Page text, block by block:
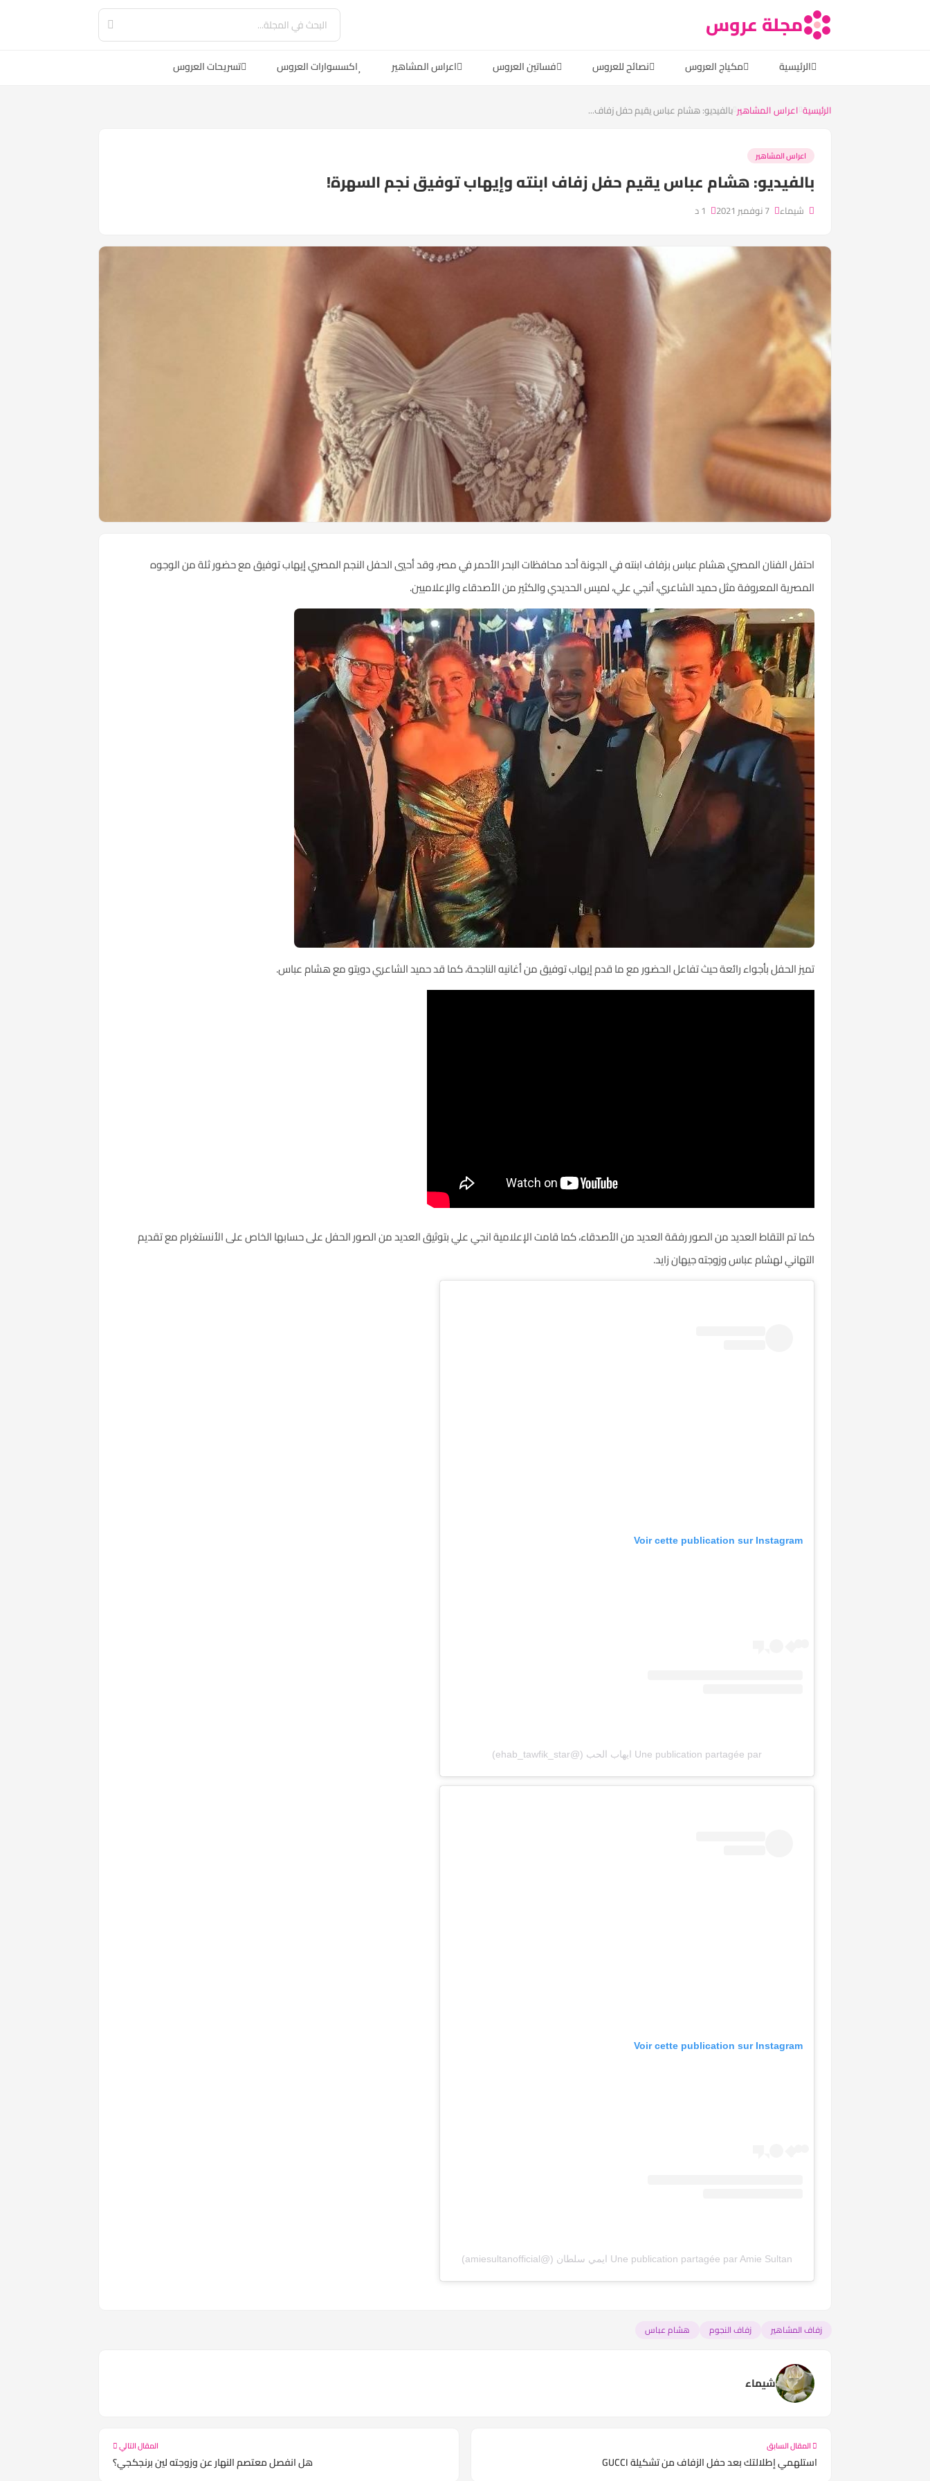
مجلة عروس
الرئيسية مكياج العروس نصائح للعروس فساتين العروس اعراس المشاهير اكسسوارات العروس تسريحات العروس
الرئيسية اعراس المشاهير بالفيديو: هشام عباس يقيم حفل زفاف...
اعراس المشاهير
بالفيديو: هشام عباس يقيم حفل زفاف ابنته وإيهاب توفيق نجم السهرة!
شيماء
احتفل الفنان المصري هشام عباس بزفاف ابنته في الجونة أحد محافظات البحر الأحمر في مصر، وقد أحيي الحفل النجم المصري إيهاب توفيق مع حضور ثلة من الوجوه
المصرية المعروفة مثل حميد الشاعري، أنجي علي، لميس الحديدي والكثير من الأصدقاء والإعلاميين.
تميز الحفل بأجواء رائعة حيث تفاعل الحضور مع ما قدم إيهاب توفيق من أغانيه الناجحة، كما قد حميد الشاعري دويتو مع هشام عباس.
كما تم التقاط العديد من الصور رفقة العديد من الأصدقاء، كما قامت الإعلامية انجي علي بتوثيق العديد من الصور الحفل على حسابها الخاص على الأنستغرام مع تقديم
التهاني لهشام عباس وزوجته جيهان زايد.
Voir cette publication sur Instagram
Une publication partagée par ايهاب الحب (@ehab_tawfik_star)
Voir cette publication sur Instagram
Une publication partagée par Amie Sultan ايمي سلطان (@amiesultanofficial)
زفاف المشاهير زفاف النجوم هشام عباس
شيماء
المقال السابق
استلهمي إطلالتك بعد حفل الزفاف من تشكيلة GUCCI
المقال التالي
هل انفصل معتصم النهار عن وزوجته لين برنجكجي؟